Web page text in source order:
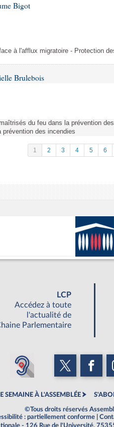
Bigot
à l'afflux migratoire - Protection
Brulebois
du feu dans la prévention
des incendies
1 2 3 4 5 6
LCP
Accédez à toute
l'actualité de
Parlementaire
SEMAINE À L'ASSEMBLÉE
©Tous droits réservés
: partiellement conforme
- 126 Rue de l'Université,